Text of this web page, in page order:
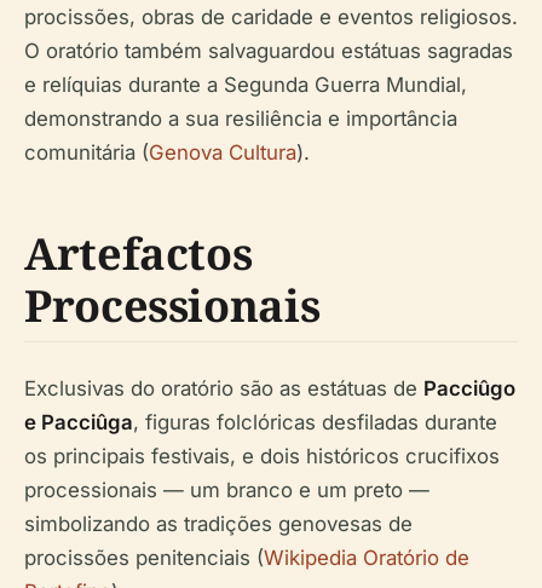
procissões, obras de caridade e eventos religiosos.
O oratório também salvaguardou estátuas sagradas
e relíquias durante a Segunda Guerra Mundial,
demonstrando a sua resiliência e importância
comunitária (Genova Cultura).
Artefactos
Processionais
Exclusivas do oratório são as estátuas de Pacciûgo
e Pacciûga, figuras folclóricas desfiladas durante
os principais festivais, e dois históricos crucifixos
processionais — um branco e um preto —
simbolizando as tradições genovesas de
procissões penitenciais (Wikipedia Oratório de